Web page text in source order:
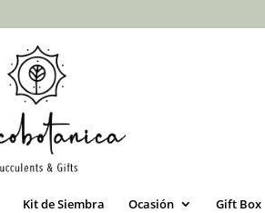
Kit de Siembra Ocasión Gift Box